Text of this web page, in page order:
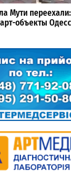
Мути
объекты